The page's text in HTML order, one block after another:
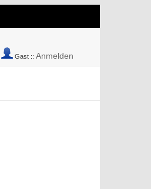
Gast :: Anmelden